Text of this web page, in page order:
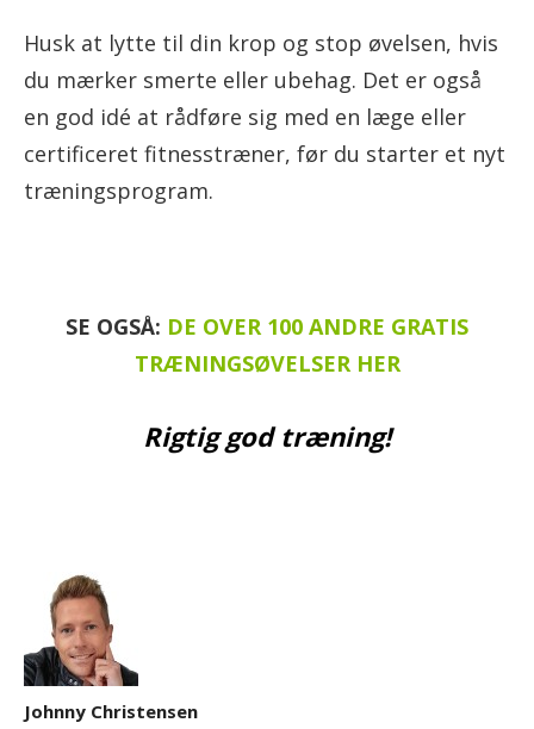
Husk at lytte til din krop og stop øvelsen, hvis
du mærker smerte eller ubehag. Det er også
en god idé at rådføre sig med en læge eller
certificeret fitnesstræner, før du starter et nyt
træningsprogram.
SE OGSÅ: DE OVER 100 ANDRE GRATIS
TRÆNINGSØVELSER HER
Rigtig god træning!
Johnny Christensen